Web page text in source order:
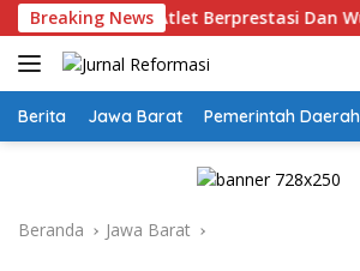
Langsung
ke
konten
Breaking News
Cetak Atlet Berprestasi Dan
Berita Jawa Barat Pemerintah Daerah
Beranda Jawa Barat